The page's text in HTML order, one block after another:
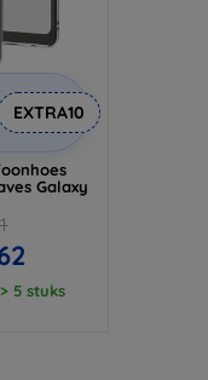
EXTRA10
Galaxy
5 stuks